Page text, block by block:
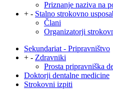
Priznanje naziva na
+ - Stalno strokovno
Člani
Organizatorji
Sekundariat - Pripravništvo
+ - Zdravniki
Prosta pripravniška
Doktorji dentalne medicine
Strokovni izpiti